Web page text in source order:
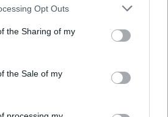
app uses one or more Google
usage behaviour. You may click to
Google and its third-party tags to
specified purposes in below Google
Opt Outs
the Sharing of my
the Sale of my
túlzás nem
Emily Blunt
párizsi
hogy a divat és a